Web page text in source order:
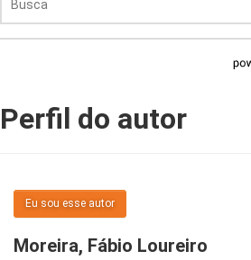
Perfil do autor
Eu sou esse autor
Moreira, Fábio Loureiro